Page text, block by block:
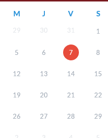
M J V S
29 30 31 1
5 6 7 8
12 13 14 15
19 20 21 22
26 27 28 29